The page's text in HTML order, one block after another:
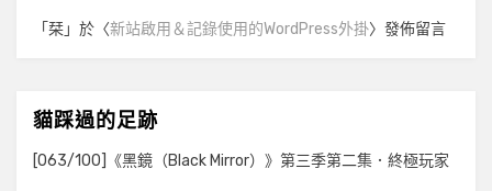
「栞」於〈新站啟用＆記錄使用的WordPress外掛〉發佈留言
貓踩過的足跡
[063/100]《黑鏡（Black Mirror）》第三季第二集．終極玩家